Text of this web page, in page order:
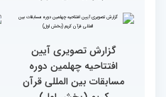
مسابقات بین المللی قرآن
کریم در مرقد مطهر امام
خمینی (ره)